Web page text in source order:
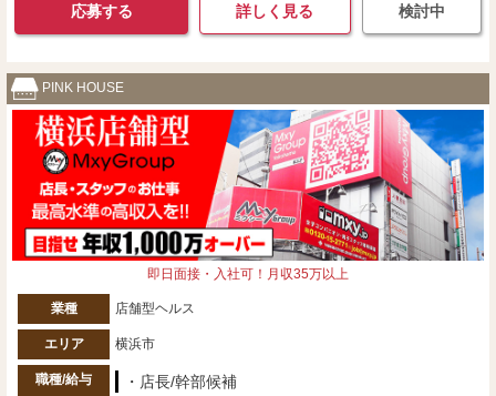
応募する 詳しく見る 検討中
PINK HOUSE
即日面接・入社可！月収35万以上
業種 店舗型ヘルス
エリア 横浜市
職種/給与 ・店長/幹部候補